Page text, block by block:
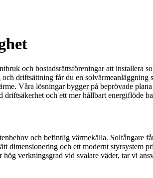
och bostadsrättsföreningar att installera
driftsättning får du en solvärmeanläggning
Våra lösningar bygger på beprövade
och ett mer hållbart energiflöde
och befintlig värmekälla. Solfångare
dimensionering och ett modernt styrsystem
verkningsgrad vid svalare väder, tar vi